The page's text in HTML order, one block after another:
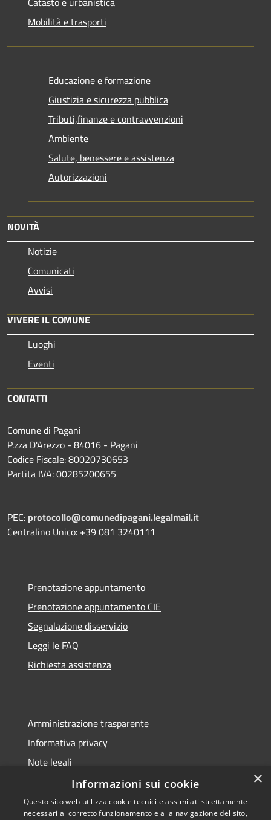
Mobilità e trasporti
Educazione e formazione
Giustizia e sicurezza pubblica
Tributi,finanze e contravvenzioni
Ambiente
Salute, benessere e assistenza
Autorizzazioni
NOVITÀ
Notizie
Comunicati
Avvisi
VIVERE IL COMUNE
Luoghi
Eventi
CONTATTI
Comune di Pagani
P.zza D'Arezzo - 84016 - Pagani
Codice Fiscale: 80020730653
Partita IVA: 00285200655
PEC: protocollo@comunedipagani.legalmail.it
Centralino Unico: +39 081 3240111
Prenotazione appuntamento
Prenotazione appuntamento CIE
Segnalazione disservizio
Leggi le FAQ
Richiesta assistenza
Amministrazione trasparente
Informativa privacy
Note legali
Dichiarazione di accessibilità
×
Informazioni sui cookie
Questo sito web utilizza cookie tecnici e assimilati strettamente
necessari al corretto funzionamento e alla navigazione del sito,